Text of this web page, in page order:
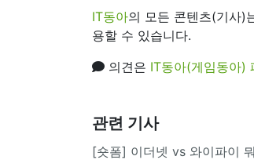
IT동아의 모든 콘텐츠(기사)
용할 수 있습니다.
의견은 IT동아(게임동아)
관련 기사
[숏폼] 이더넷 vs 와이파이